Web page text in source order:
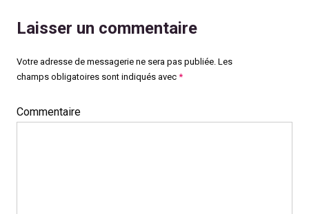
Laisser un commentaire
Votre adresse de messagerie ne sera pas publiée. Les
champs obligatoires sont indiqués avec *
Commentaire